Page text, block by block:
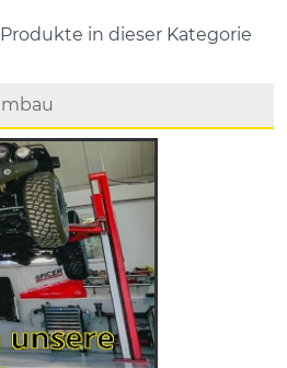
Produkte in dieser Kategorie